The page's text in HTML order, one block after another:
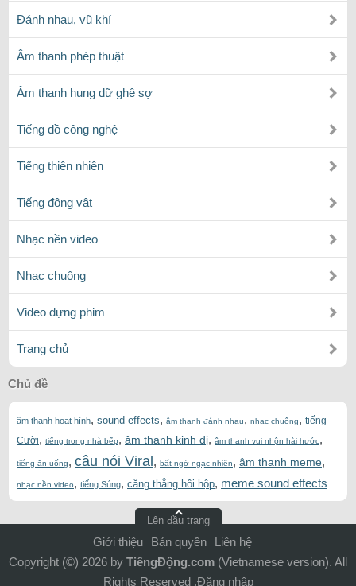
Đánh nhau, vũ khí
Âm thanh phép thuật
Âm thanh hung dữ ghê sợ
Tiếng đồ công nghệ
Tiếng thiên nhiên
Tiếng động vật
Nhạc nền video
Nhạc chuông
Video dựng phim
Trang chủ
Chủ đề
âm thanh hoạt hình, sound effects, âm thanh đánh nhau, nhạc chuông, tiếng
Cười, tiếng trong nhà bếp, âm thanh kinh dị, âm thanh vui nhộn hài hước,
tiếng ăn uống, câu nói Viral , bất ngờ ngạc nhiên, âm thanh meme,
nhạc nền video, tiếng Súng, căng thẳng hồi hộp, meme sound effects
Lên đầu trang
Giới thiệu Bản quyền
Liên hệ
Copyright (©) 2026 by TiếngĐộng.com (Vietnamese version). All
Rights Reserved .Đăng nhập